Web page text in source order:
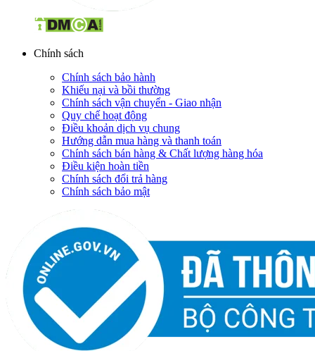
Chính sách
Chính sách bảo hành
Khiếu nại và bồi thường
Chính sách vận chuyển - Giao nhận
Quy chế hoạt động
Điều khoản dịch vụ chung
Hướng dẫn mua hàng và thanh toán
Chính sách bán hàng & Chất lượng hàng hóa
Điều kiện hoàn tiền
Chính sách đổi trả hàng
Chính sách bảo mật